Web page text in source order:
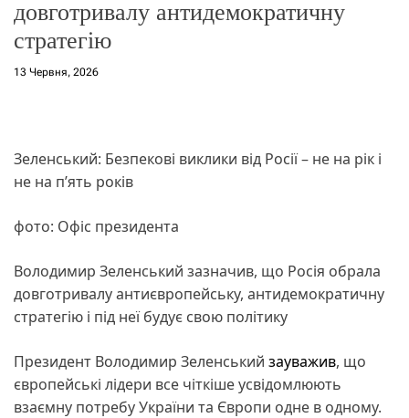
довготривалу антидемократичну
стратегію
13 Червня, 2026
Зеленський: Безпекові виклики від Росії – не на рік і
не на п’ять років
фото: Офіс президента
Володимир Зеленський зазначив, що Росія обрала
довготривалу антиєвропейську, антидемократичну
стратегію і під неї будує свою політику
Президент Володимир Зеленський зауважив, що
європейські лідери все чіткіше усвідомлюють
взаємну потребу України та Європи одне в одному.